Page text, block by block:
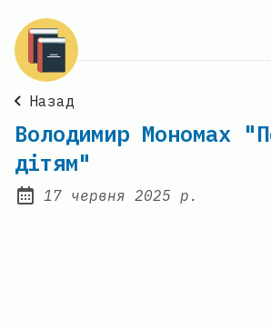
Назад
Володимир Мономах
дітям"
Posted on:
17 червня 2025 р.